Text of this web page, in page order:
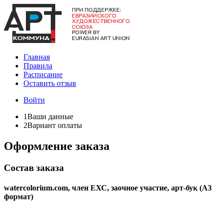
Главная
Правила
Расписание
Оставить отзыв
Войти
1Ваши данные
2Вариант оплаты
Оформление заказа
Состав заказа
watercolorium.com, член ЕХС, заочное участие, арт-бук (А3
формат)